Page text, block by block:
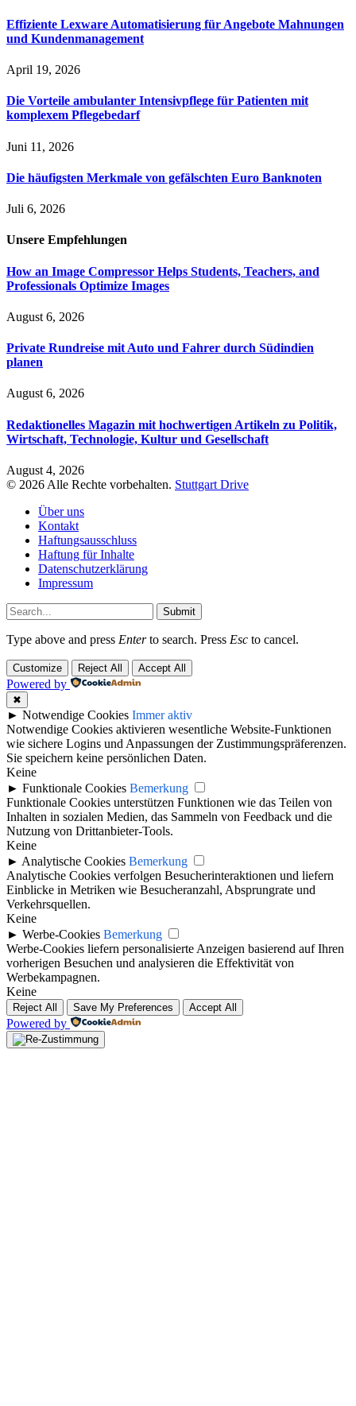
Effiziente Lexware Automatisierung für Angebote Mahnungen
und Kundenmanagement
April 19, 2026
Die Vorteile ambulanter Intensivpflege für Patienten mit
komplexem Pflegebedarf
Juni 11, 2026
Die häufigsten Merkmale von gefälschten Euro Banknoten
Juli 6, 2026
Unsere Empfehlungen
How an Image Compressor Helps Students, Teachers, and
Professionals Optimize Images
August 6, 2026
Private Rundreise mit Auto und Fahrer durch Südindien
planen
August 6, 2026
Redaktionelles Magazin mit hochwertigen Artikeln zu Politik,
Wirtschaft, Technologie, Kultur und Gesellschaft
August 4, 2026
© 2026 Alle Rechte vorbehalten. Stuttgart Drive
Über uns
Kontakt
Haftungsausschluss
Haftung für Inhalte
Datenschutzerklärung
Impressum
Submit
Type above and press Enterto search. Press Esc to cancel.
Customize Reject All Accept All
Powered by
✖
► Notwendige Cookies Immer aktiv
Notwendige Cookies aktivieren wesentliche Website-Funktionen
wie sichere Logins und Anpassungen der Zustimmungspräferenzen.
Sie speichern keine persönlichen Daten.
Keine
► Funktionale Cookies Bemerkung
Funktionale Cookies unterstützen Funktionen wie das Teilen von
Inhalten in sozialen Medien, das Sammeln von Feedback und die
Nutzung von Drittanbieter-Tools.
Keine
► Analytische Cookies Bemerkung
Analytische Cookies verfolgen Besucherinteraktionen und liefern
Einblicke in Metriken wie Besucheranzahl, Absprungrate und
Verkehrsquellen.
Keine
► Werbe-Cookies Bemerkung
Werbe-Cookies liefern personalisierte Anzeigen basierend auf Ihren
vorherigen Besuchen und analysieren die Effektivität von
Werbekampagnen.
Keine
Reject All Save My Preferences Accept All
Powered by